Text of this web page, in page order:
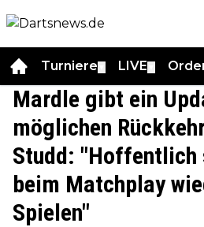
Turniere LIVE
Mardle gibt ein
möglichen
Studd: "Hoffentlich
beim Matchplay
Spielen"